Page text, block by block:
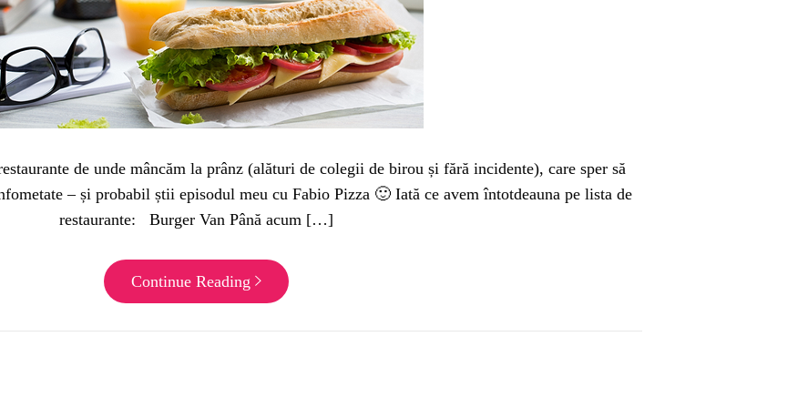
de unde mâncăm la prânz (alături de colegii de birou și fără incidente), care sper să
– și probabil știi episodul meu cu Fabio Pizza 🙂 Iată ce avem întotdeauna pe lista de
restaurante: Burger Van Până acum […]
Continue Reading